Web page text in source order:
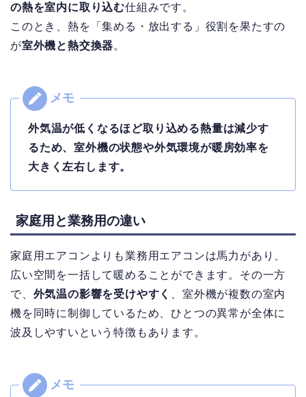
の熱を室内に取り込む仕組みです。
このとき、熱を「集める・放出する」役割を果たすの
が室外機と熱交換器。
外気温が低くなるほど取り込める熱量は減少す
るため、室外機の状態や外気環境が暖房効率を
大きく左右します。
家庭用と業務用の違い
家庭用エアコンよりも業務用エアコンは馬力があり、
広い空間を一括して暖めることができます。 その一方
で、 外気温の影響を受けやすく
、室外機が複数の室内
機を同時に制御しているため、ひとつの異常が全体に
波及しやすいという特徴もあります。